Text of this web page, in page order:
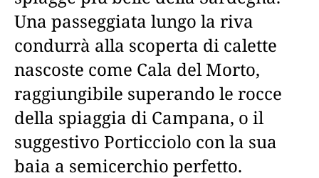
Una passeggiata lungo la riva
condurrà alla scoperta di calette
nascoste come Cala del Morto,
raggiungibile superando le rocce
della spiaggia di Campana, o il
suggestivo Porticciolo con la sua
baia a semicerchio perfetto.